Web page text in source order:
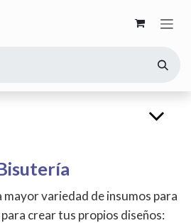
mayor variedad de insumos para
crear tus propios diseños: